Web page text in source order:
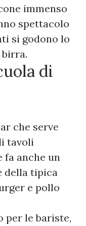
immenso
spettacolo
si godono lo
di
che serve
tavoli
anche un
della tipica
e pollo
per le bariste,